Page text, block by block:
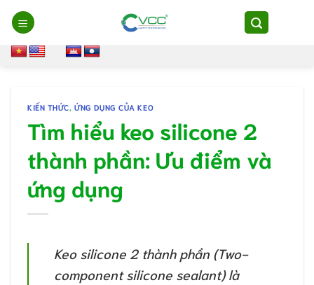
Chuyển
đến
nội
dung
KIẾN THỨC,ỨNG DỤNG CỦA KEO
Tìm hiểu keo silicone 2
thành phần: Ưu điểm và
ứng dụng
Keo silicone 2 thành phần (Two-
component silicone sealant) là